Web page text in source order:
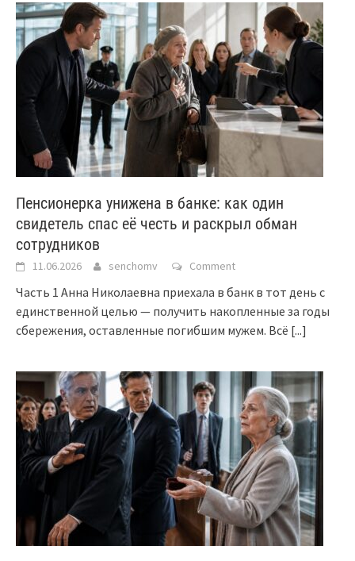
Пенсионерка унижена в банке: как один
свидетель спас её честь и раскрыл обман
сотрудников
11.06.2026 senchomv Comment
Часть 1 Анна Николаевна приехала в банк в тот день с
единственной целью — получить накопленные за годы
сбережения, оставленные погибшим мужем. Всё [...]